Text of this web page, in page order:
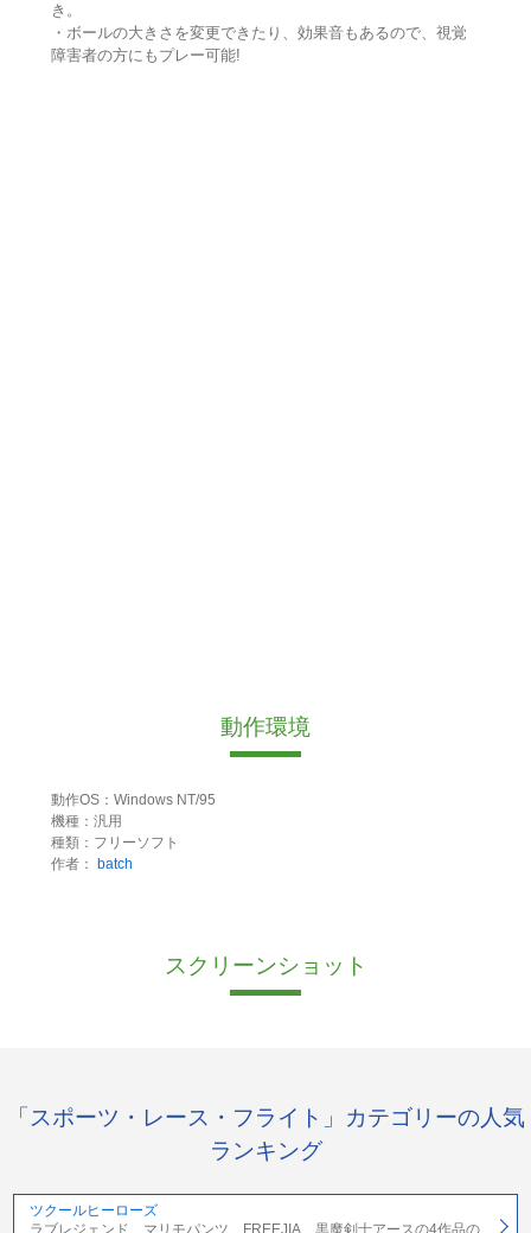
き。
・ボールの大きさを変更できたり、効果音もあるので、視覚
障害者の方にもプレー可能!
動作環境
動作OS：Windows NT/95
機種：汎用
種類：フリーソフト
作者：
batch
スクリーンショット
「スポーツ・レース・フライト」カテゴリーの人気
ランキング
ツクールヒーローズ
ラブレジェンド、マリモパンツ、FREEJIA、黒魔剣士アースの4作品の